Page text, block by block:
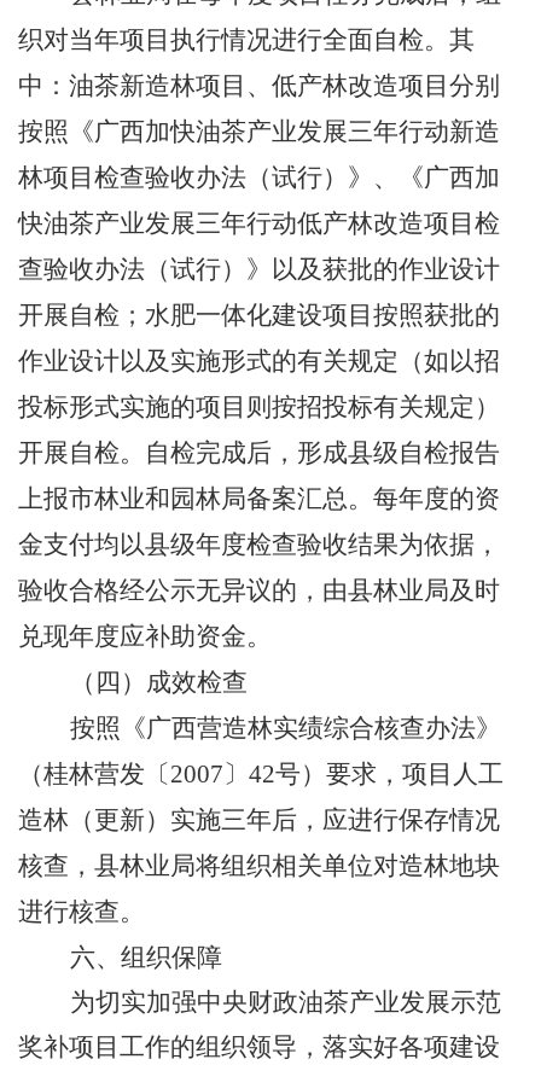
织对当年项目执行情况进行全面自检。其
中：油茶新造林项目、低产林改造项目分别
按照《广西加快油茶产业发展三年行动新造
林项目检查验收办法（试行）》、《广西加
快油茶产业发展三年行动低产林改造项目检
查验收办法（试行）》以及获批的作业设计
开展自检；水肥一体化建设项目按照获批的
作业设计以及实施形式的有关规定（如以招
投标形式实施的项目则按招投标有关规定）
开展自检。自检完成后，形成县级自检报告
上报市林业和园林局备案汇总。每年度的资
金支付均以县级年度检查验收结果为依据，
验收合格经公示无异议的，由县林业局及时
兑现年度应补助资金。
（四）成效检查
按照《广西营造林实绩综合核查办法》
（桂林营发〔2007〕 42号）要求，项目人工
造林（更新）实施三年后，应进行保存情况
核查，县林业局将组织相关单位对造林地块
进行核查。
六、组织保障
为切实加强中央财政油茶产业发展示范
奖补项目工作的组织领导，落实好各项建设